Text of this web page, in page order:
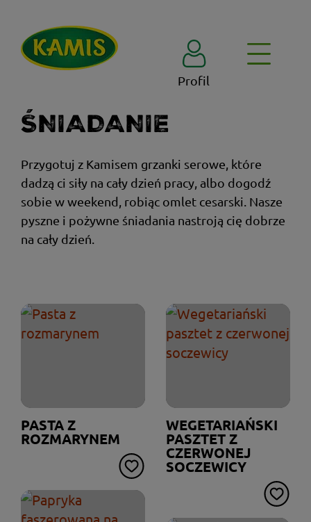
Profil
ŚNIADANIE
Przygotuj z Kamisem grzanki serowe, które
dadzą ci siły na cały dzień pracy, albo dogodź
sobie w weekend, robiąc omlet cesarski. Nasze
pyszne i pożywne śniadania nastroją cię dobrze
na cały dzień.
PASTA Z
ROZMARYNEM
WEGETARIAŃSKI
PASZTET Z
CZERWONEJ
SOCZEWICY